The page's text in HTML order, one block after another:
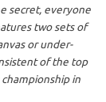
secret, everyone
two sets of
or under-
of the top
in